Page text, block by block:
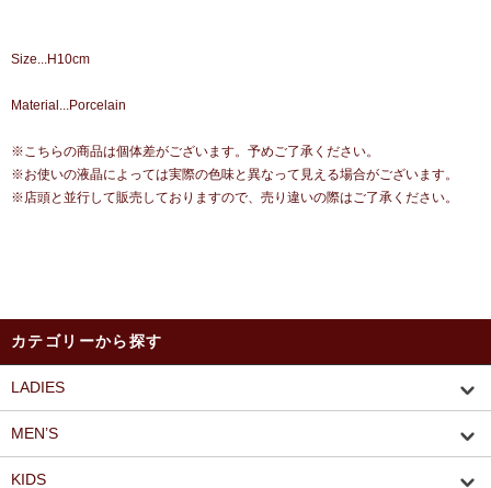
Size...H10cm
Material...Porcelain
※こちらの商品は個体差がございます。予めご了承ください。
※お使いの液晶によっては実際の色味と異なって見える場合がございます。
※店頭と並行して販売しておりますので、売り違いの際はご了承ください。
カテゴリーから探す
LADIES
MEN’S
KIDS